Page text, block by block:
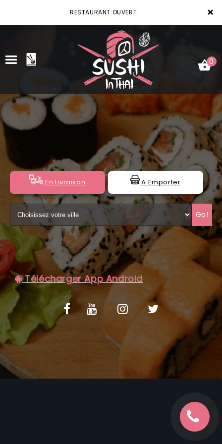
×
RESTAURANT OUVERT
ACCUEIL
VOTRE COMPTE
NOTRE RESTAURANT
VOS AVIS
MENTIONS LÉGALES
C.G.V
0
En Livraison A Emporter
Go!
Télécharger App Android